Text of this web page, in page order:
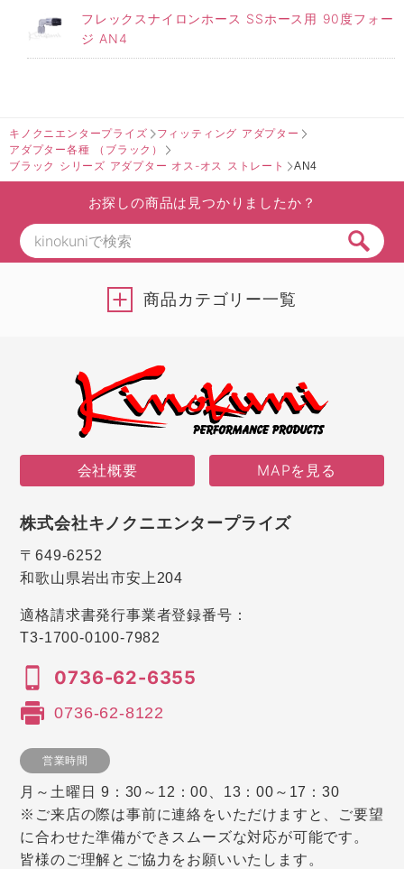
フレックスナイロンホース SSホース用 90度フォー
ジ AN4
キノクニエンタープライズ
フィッティング アダプター
アダプター各種 （ブラック）
ブラック シリーズ アダプター オス-オス ストレート
AN4
お探しの商品は見つかりましたか？
商品カテゴリー一覧
会社概要 MAPを見る
株式会社キノクニエンタープライズ
〒649-6252
和歌山県岩出市安上204
適格請求書発行事業者登録番号：
T3-1700-0100-7982
0736-62-6355
0736-62-8122
営業時間
月～土曜日 9：30～12：00、13：00～17：30
※ご来店の際は事前に連絡をいただけますと、ご要望
に合わせた準備ができスムーズな対応が可能です。
皆様のご理解とご協力をお願いいたします。